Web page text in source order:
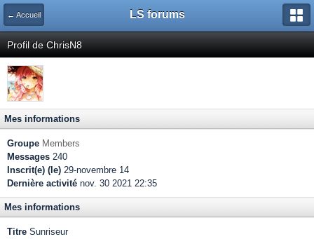
← Accueil LS forums
Profil de ChrisN8
Mes informations
Groupe Members
Messages 240
Inscrit(e) (le) 29-novembre 14
Dernière activité nov. 30 2021 22:35
Mes informations
Titre Sunriseur